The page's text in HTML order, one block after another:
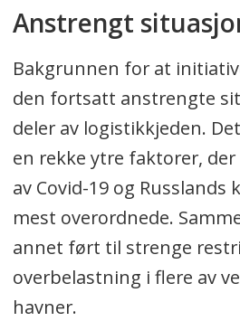
Anstrengt
Bakgrunnen for at
den fortsatt anstrengte
deler av logistikkjeden.
en rekke ytre faktorer,
av Covid-19 og Russlands
mest overordnede.
annet ført til strenge
overbelastning i flere av
havner.